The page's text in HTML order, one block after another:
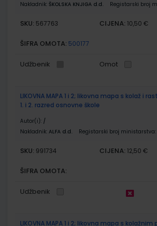
Nakladnik: ŠKOLSKA KNJIGA d.d. Registarski broj
SKU: 567763 CIJENA: 10,50 €
ŠIFRA OMOTA: 500177
Udžbenik Omot
LIKOVNA MAPA 1 i 2; likovna mapa s kolaž i
1. i 2. razred osnovne škole
Autor(i): /
Nakladnik: ALFA d.d. Registarski broj ministarstva:
SKU: 991734 CIJENA: 12,50 €
ŠIFRA OMOTA:
Udžbenik
LIKOVNA MAPA 1 i 2; likovna mapa s kolažnim